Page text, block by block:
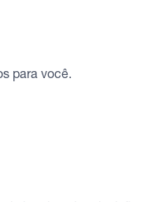
para você.